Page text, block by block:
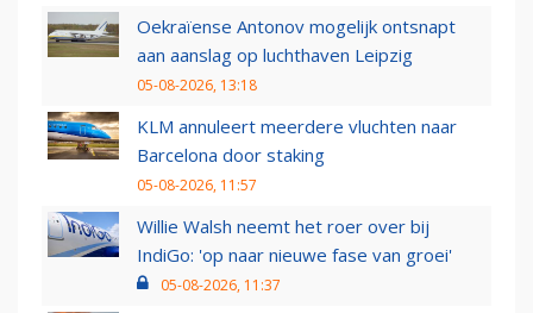
Oekraïense Antonov mogelijk ontsnapt
aan aanslag op luchthaven Leipzig
05-08-2026, 13:18
KLM annuleert meerdere vluchten naar
Barcelona door staking
05-08-2026, 11:57
Willie Walsh neemt het roer over bij
IndiGo: 'op naar nieuwe fase van groei'
05-08-2026, 11:37